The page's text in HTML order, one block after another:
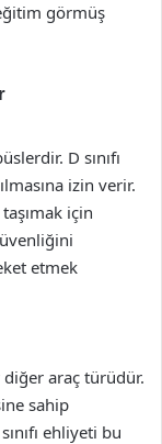
görmüş
D sınıfı
izin verir.
için
etmek
araç türüdür.
sahip
ehliyeti bu